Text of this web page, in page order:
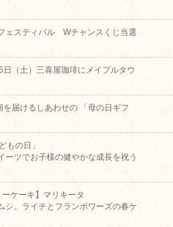
ェスティバル Wチャンスくじ当選
日（土）三喜屋珈琲にメイプルタウ
届けるしあわせの 「母の日ギフ
もの日」
ーツでお子様の健やかな成長を祝う
ーケーキ】マリキータ
シ。ライチとフランボワーズの春ケ